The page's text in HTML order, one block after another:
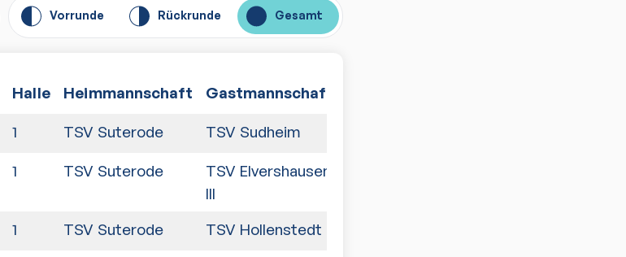
Vorrunde Rückrunde Gesamt
Halle Heimmannschaft Gastmannschaft
1 TSV Suterode TSV Sudheim
1 TSV Suterode
TSV Elvershausen
III
1 TSV Suterode TSV Hollenstedt